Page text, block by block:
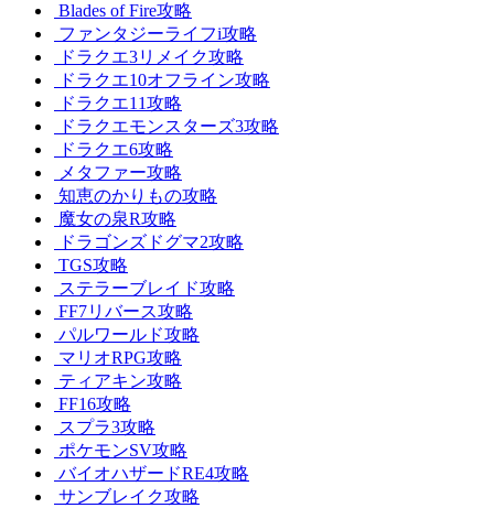
Blades of Fire攻略
ファンタジーライフi攻略
ドラクエ3リメイク攻略
ドラクエ10オフライン攻略
ドラクエ11攻略
ドラクエモンスターズ3攻略
ドラクエ6攻略
メタファー攻略
知恵のかりもの攻略
魔女の泉R攻略
ドラゴンズドグマ2攻略
TGS攻略
ステラーブレイド攻略
FF7リバース攻略
パルワールド攻略
マリオRPG攻略
ティアキン攻略
FF16攻略
スプラ3攻略
ポケモンSV攻略
バイオハザードRE4攻略
サンブレイク攻略